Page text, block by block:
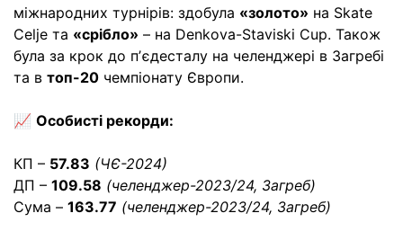
міжнародних турнірів: здобула «золото» на Skate
Celje та «срібло» – на Denkova-Staviski Cup. Також
була за крок до пʼєдесталу на челенджері в Загребі
та в топ-20 чемпіонату Європи.
📈 Особисті рекорди:
КП – 57.83 (ЧЄ-2024)
ДП – 109.58 (челенджер-2023/24, Загреб)
Сума – 163.77 (челенджер-2023/24, Загреб)